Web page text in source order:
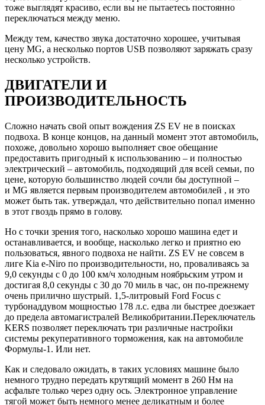
тоже выглядят красиво, если вы не пытаетесь постоянно
переключаться между меню.
Между тем, качество звука достаточно хорошее, учитывая
цену MG, а несколько портов USB позволяют заряжать сразу
несколько устройств.
ДВИГАТЕЛИ И
ПРОИЗВОДИТЕЛЬНОСТЬ
Сложно начать свой опыт вождения ZS EV не в поисках
подвоха. В конце концов, на данный момент этот автомобиль,
похоже, довольно хорошо выполняет свое обещание
предоставить пригодный к использованию – и полностью
электрический – автомобиль, подходящий для всей семьи, по
цене, которую большинство людей сочли бы доступной –
и MG является первым производителем автомобилей , и это
может быть так. утверждал, что действительно попал именно
в этот гвоздь прямо в голову.
Но с точки зрения того, насколько хорошо машина едет и
останавливается, и вообще, насколько легко и приятно ею
пользоваться, явного подвоха не найти. ZS EV не совсем в
лиге Kia e-Niro по производительности, но, проваливаясь за
9,0 секунды с 0 до 100 км/ч холодным ноябрьским утром и
достигая 8,0 секунды с 30 до 70 миль в час, он по-прежнему
очень прилично шустрый. 1,5-литровый Ford Focus с
турбонаддувом мощностью 178 л.с. едва ли быстрее доезжает
до предела автомагистралей Великобритании.Переключатель
KERS позволяет переключать три различные настройки
системы рекуперативного торможения, как на автомобиле
Формулы-1. Или нет.
Как и следовало ожидать, в таких условиях машине было
немного трудно передать крутящий момент в 260 Нм на
асфальте только через одну ось. Электронное управление
тягой может быть немного менее деликатным и более